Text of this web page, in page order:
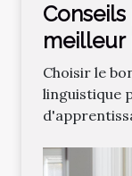
meilleur
Choisir le
linguistique